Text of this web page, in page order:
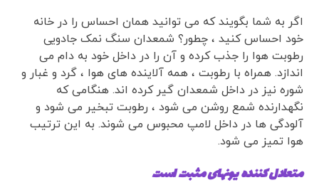
اگر به شما بگویند که می توانید همان احساس را در خانه
خود احساس کنید ، چطور؟ شمعدان سنگ نمک جادویی
رطوبت هوا را جذب کرده و آن را در داخل خود به دام می
اندازد. همراه با رطوبت ، همه آلاینده های هوا ، گرد و غبار و
شوره نیز در داخل شمعدان گیر کرده اند. هنگامی که
نگهدارنده شمع روشن می شود ، رطوبت تبخیر می شود و
آلودگی ها در داخل لامپ محبوس می شوند. به این ترتیب
هوا تمیز می شود.
متعادل کننده یونهای مثبت است